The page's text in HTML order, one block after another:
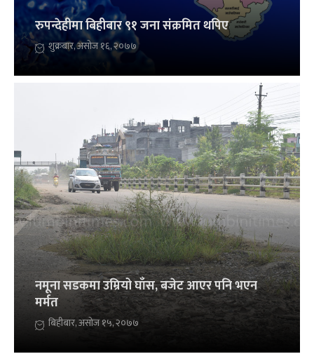
रुपन्देहीमा बिहीबार ९१ जना संक्रमित थपिए
शुक्रबार, असोज १६, २०७७
नमूना सडकमा उम्रियो घाँस, बजेट आएर पनि भएन
मर्मत
बिहीबार, असोज १५, २०७७